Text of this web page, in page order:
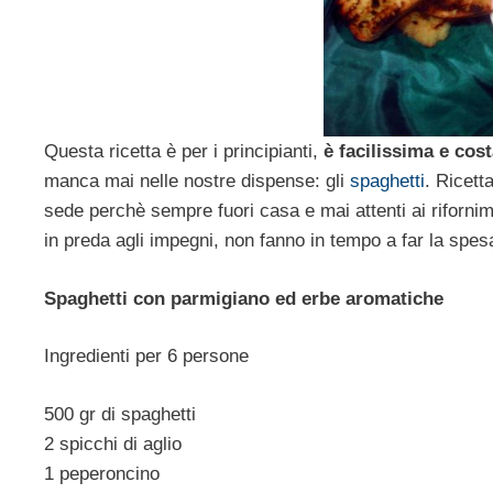
Questa ricetta è per i principianti, è facilissima e
manca mai nelle nostre dispense: gli spaghetti.
sede perchè sempre fuori casa e mai attenti ai
in preda agli impegni, non fanno in tempo a far la
Spaghetti con parmigiano ed erbe aromatiche
Ingredienti per 6 persone
500 gr di spaghetti
2 spicchi di aglio
1 peperoncino